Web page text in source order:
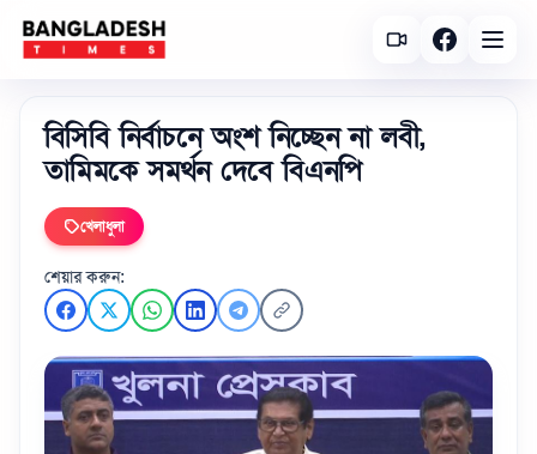
বিসিবি নির্বাচনে অংশ নিচ্ছেন না লবী,
তামিমকে সমর্থন দেবে বিএনপি
খেলাধুলা
শেয়ার করুন: